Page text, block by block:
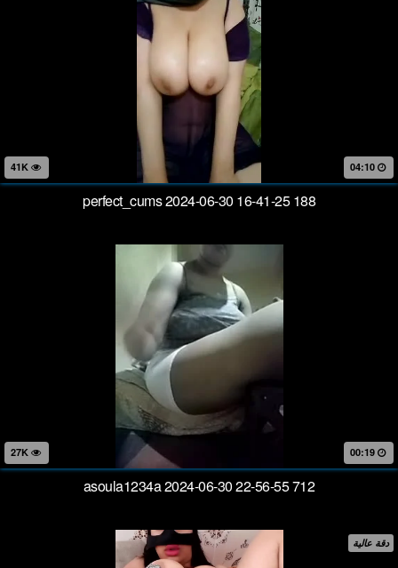
04:10
perfect_cums 2024-06-30 16-41-25 188
00:19
asoula1234a 2024-06-30 22-56-55 712
دقة عالية